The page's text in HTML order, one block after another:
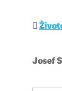
Josef